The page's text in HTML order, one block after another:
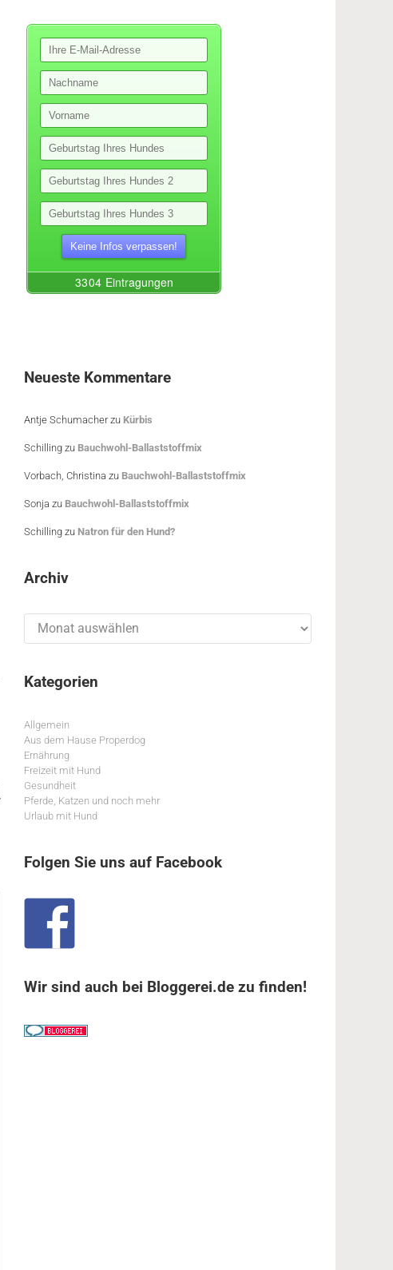
Neueste Kommentare
Antje Schumacherzu Kürbis
Schilling zu Bauchwohl-Ballaststoffmix
Vorbach, Christina zu Bauchwohl-Ballaststoffmix
Sonja zu Bauchwohl-Ballaststoffmix
Schilling zu Natron für den Hund?
Archiv
Kategorien
Allgemein
Aus dem Hause Properdog
Ernährung
Freizeit mit Hund
Gesundheit
Pferde, Katzen und noch mehr
Urlaub mit Hund
Folgen Sie uns auf Facebook
Wir sind auch bei Bloggerei.de zu finden!